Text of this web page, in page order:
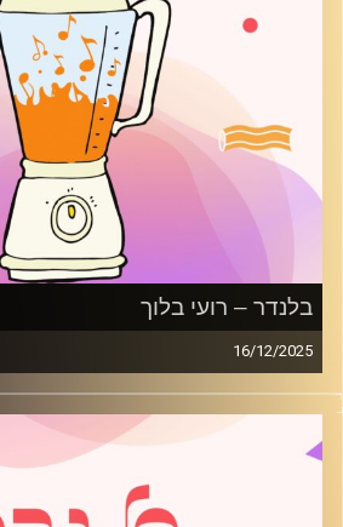
בלנדר – רועי בלוך
16/12/2025
מוזיקה רגועה לפתוח איתה את הבוקר
קרדיט תמונות:
AudioVersity